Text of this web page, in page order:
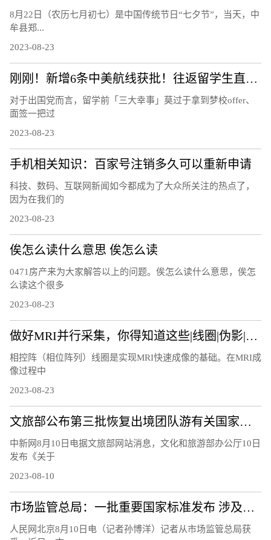
8月22日（农历七月初七）是中国传统节日“七夕节”，当天，中
牟县郑...
2023-08-23
刚刚！新增6条中美航线获批！往返留学生直接省出一部iPhone……
对于出国党而言，留学前「三大幸事」莫过于拿到梦校offer、
面签一把过
2023-08-23
手机相关知识：百家号注销多久可以重新申请
科技、数码、互联网新闻如今都成为了大众所关注的热点了，
因为在我们的
2023-08-23
俟怎么读什么意思 俟怎么读
0471房产来为大家解答以上的问题。俟怎么读什么意思，俟怎
么读这个很多
2023-08-23
做好MRI并行采集，你得知道这些|线圈|伪影|图像|因子|
相控阵（相位阵列）线圈是实现MRI快速成像的基础。在MRI成
像过程中
2023-08-23
文旅部公布第三批恢复出境团队游有关国家和地区名单
中新网8月10日电据文旅部网站消息，文化和旅游部办公厅10日
发布《关于
2023-08-10
市场监管总局：一批重要国家标准发布 涉及暑期活动、家居生活等领域
人民网北京8月10日电（记者孙博洋）记者从市场监管总局获